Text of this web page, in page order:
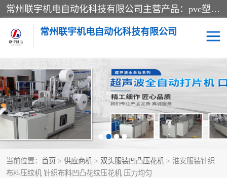
常州联宇机电自动化科技有限公司主营产品：pvc塑料焊机、高频热合机、软膜天花压边机、服装布料凹凸压花机、布料3d压印设备、服装植胶设备、超声波布料花边机、无纺布热合机、全自动压花机。
常州联宇机电自动化科技有限公司
当前位置： 首页 > 供应商机 > 双头服装凹凸压花机 > 淮安服装针织
布料压纹机 针织布料凹凸花纹压花机 压力均匀
压花定型机以及压花模具 超声波热合机
高频热合机 超声波花边机
超声波复合压花机 凹凸压花机压标机
3040凹凸压花机 双头服装凹凸压花机